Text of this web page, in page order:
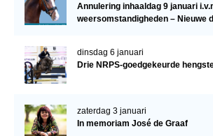
Annulering inhaaldag 9 januari
weersomstandigheden – Nieuwe
dinsdag 6 januari
Drie NRPS-goedgekeurde
zaterdag 3 januari
In memoriam José de Graaf